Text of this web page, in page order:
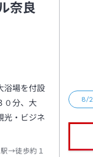
奈良
浴場を付設
０分、大
光・ビジネ
→徒歩約１
8/